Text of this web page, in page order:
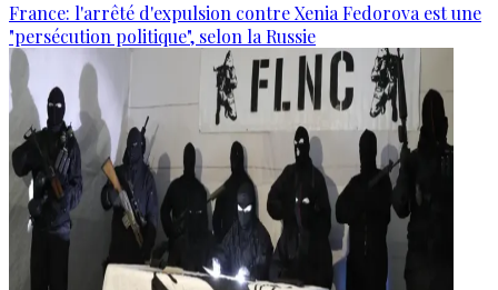
France: l'arrêté d'expulsion contre Xenia Fedorova est une
"persécution politique", selon la Russie